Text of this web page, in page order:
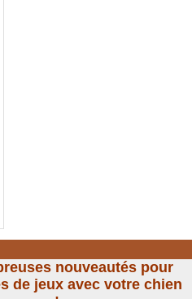
nouveautés pour
de jeux avec votre chien